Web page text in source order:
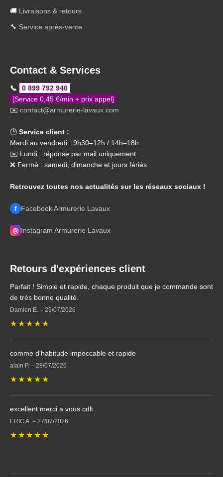
🚚 Livraisons & retours
🔧 Service après-vente
Contact & Services
📞
0 899 792 940
[Service 0,45 €/min + prix appel]
✉️ contact@armurerie-lavaux.com
🕒 Service client :
Mardi au vendredi : 9h30–12h / 14h–18h
✉️ Lundi : réponse par mail uniquement
❌ Fermé : samedi, dimanche et jours fériés
Retrouvez toutes nos actualités sur les réseaux sociaux !
f Facebook Armurerie Lavaux
◎ Instagram Armurerie Lavaux
Retours d'expériences client
Parfait ! Simple et rapide, chaque produit que je commande sont
de très bonne qualité.
Damien E. – 29/07/2026
★ ★ ★ ★ ★
comme d'habitude impeccable et rapide
alain P. – 28/07/2026
★ ★ ★ ★ ★
excellent merci a vous cdlt
ERIC A. – 27/07/2026
★ ★ ★ ★ ★